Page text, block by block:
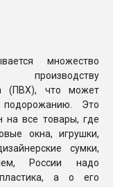
ПЕРЕЙТИ НА
множество
(ПВХ), что может
Это
на все товары, где
окна, игрушки,
сумки,
России надо
а о его